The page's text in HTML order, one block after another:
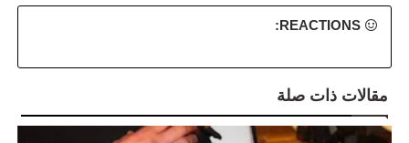
REACTIONS:
مقالات ذات صلة